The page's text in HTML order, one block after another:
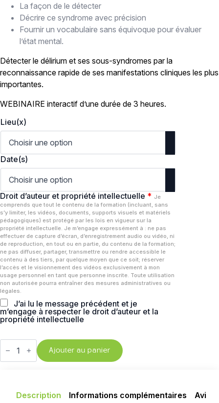
La façon de le détecter
Décrire ce syndrome avec précision
Fournir un vocabulaire sans équivoque pour évaluer
l’état mental.
Détecter le délirium et ses sous-syndromes par la
reconnaissance rapide de ses manifestations cliniques les plus
importantes.
WEBINAIRE interactif d’une durée de 3 heures.
Lieu(x)
Date(s)
Droit d’auteur et propriété intellectuelle * Je
comprends que tout le contenu de la formation (incluant, sans
s’y limiter, les vidéos, documents, supports visuels et matériels
pédagogiques) est protégé par les lois en vigueur sur la
propriété intellectuelle. Je m’engage expressément à : ne pas
effectuer de capture d’écran, d’enregistrement audio ou vidéo, ni
de reproduction, en tout ou en partie, du contenu de la formation;
ne pas diffuser, partager, transmettre ou rendre accessible le
contenu à des tiers, par quelque moyen que ce soit; réserver
l’accès et le visionnement des vidéos exclusivement à mon
usage personnel en tant que personne inscrite. Toute utilisation
non autorisée pourra entraîner des mesures administratives ou
légales.
J’ai lu le message précédent et je
m’engage à respecter le droit d’auteur et la
propriété intellectuelle
quantité
de
WEBINAIRE
Ajouter au panier
Description Informations complémentaires Avis